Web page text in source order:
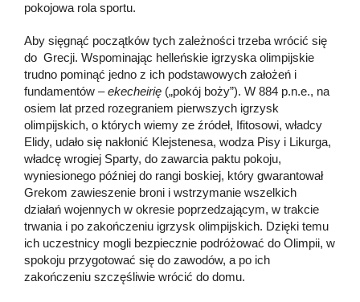
pokojowa rola sportu.
Aby sięgnąć początków tych zależności trzeba wrócić się
do Grecji. Wspominając helleńskie igrzyska olimpijskie
trudno pominąć jedno z ich podstawowych założeń i
fundamentów –ekecheirię („pokój boży”). W 884 p.n.e., na
osiem lat przed rozegraniem pierwszych igrzysk
olimpijskich, o których wiemy ze źródeł, Ifitosowi, władcy
Elidy, udało się nakłonić Klejstenesa, wodza Pisy i Likurga,
władcę wrogiej Sparty, do zawarcia paktu pokoju,
wyniesionego później do rangi boskiej, który gwarantował
Grekom zawieszenie broni i wstrzymanie wszelkich
działań wojennych w okresie poprzedzającym, w trakcie
trwania i po zakończeniu igrzysk olimpijskich. Dzięki temu
ich uczestnicy mogli bezpiecznie podróżować do Olimpii, w
spokoju przygotować się do zawodów, a po ich
zakończeniu szczęśliwie wrócić do domu.